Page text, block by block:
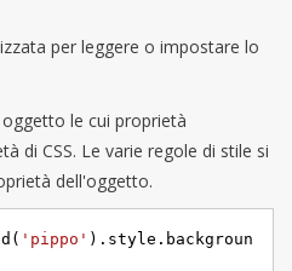
per leggere o impostare lo
le cui proprietà
di CSS. Le varie regole di stile si
dell'oggetto.
'pippo' ).style.backgroun